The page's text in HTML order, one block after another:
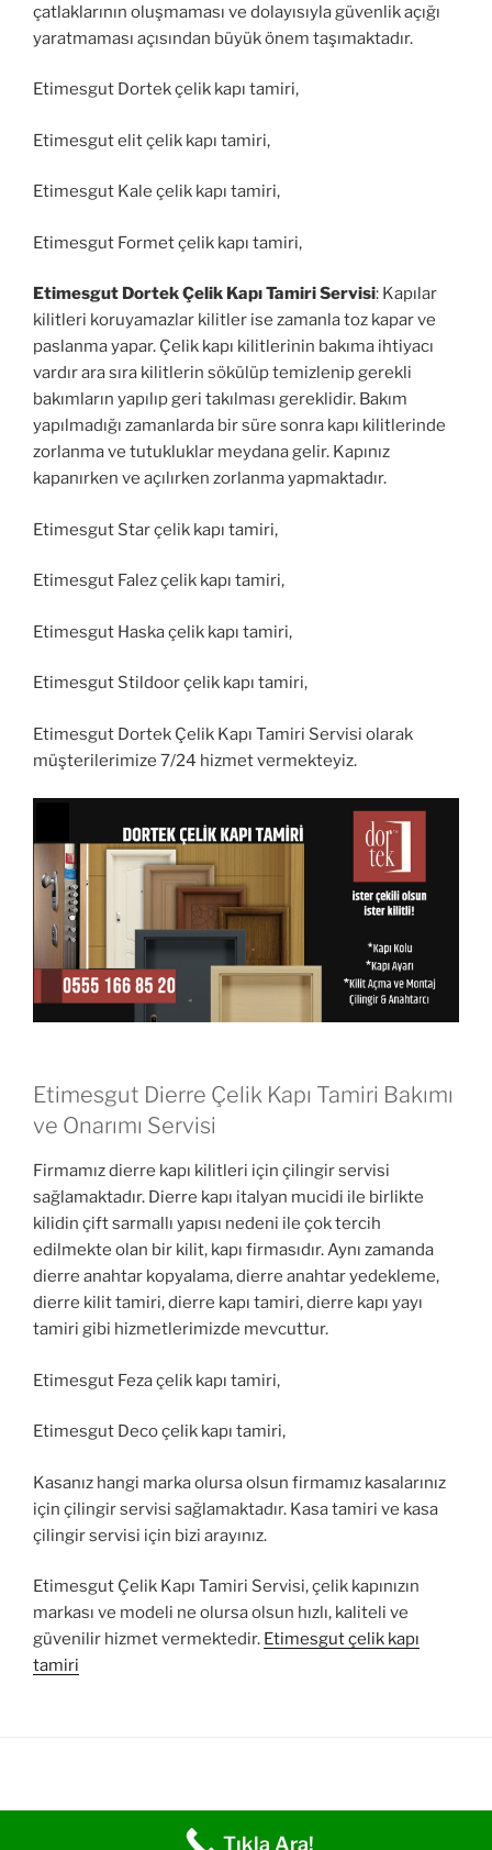
çatlaklarının oluşmaması ve dolayısıyla güvenlik açığı
yaratmaması açısından büyük önem taşımaktadır.
Etimesgut Dortek çelik kapı tamiri,
Etimesgut elit çelik kapı tamiri,
Etimesgut Kale çelik kapı tamiri,
Etimesgut Formet çelik kapı tamiri,
Etimesgut Dortek Çelik Kapı Tamiri Servisi: Kapılar
kilitleri koruyamazlar kilitler ise zamanla toz kapar ve
paslanma yapar. Çelik kapı kilitlerinin bakıma ihtiyacı
vardır ara sıra kilitlerin sökülüp temizlenip gerekli
bakımların yapılıp geri takılması gereklidir. Bakım
yapılmadığı zamanlarda bir süre sonra kapı kilitlerinde
zorlanma ve tutukluklar meydana gelir. Kapınız
kapanırken ve açılırken zorlanma yapmaktadır.
Etimesgut Star çelik kapı tamiri,
Etimesgut Falez çelik kapı tamiri,
Etimesgut Haska çelik kapı tamiri,
Etimesgut Stildoor çelik kapı tamiri,
Etimesgut Dortek Çelik Kapı Tamiri Servisi olarak
müşterilerimize 7/24 hizmet vermekteyiz.
Etimesgut Dierre Çelik Kapı Tamiri Bakımı
ve Onarımı Servisi
Firmamız dierre kapı kilitleri için çilingir servisi
sağlamaktadır. Dierre kapı italyan mucidi ile birlikte
kilidin çift sarmallı yapısı nedeni ile çok tercih
edilmekte olan bir kilit, kapı firmasıdır. Aynı zamanda
dierre anahtar kopyalama, dierre anahtar yedekleme,
dierre kilit tamiri, dierre kapı tamiri, dierre kapı yayı
tamiri gibi hizmetlerimizde mevcuttur.
Etimesgut Feza çelik kapı tamiri,
Etimesgut Deco çelik kapı tamiri,
Kasanız hangi marka olursa olsun firmamız kasalarınız
için çilingir servisi sağlamaktadır. Kasa tamiri ve kasa
çilingir servisi için bizi arayınız.
Etimesgut Çelik Kapı Tamiri Servisi, çelik kapınızın
markası ve modeli ne olursa olsun hızlı, kaliteli ve
güvenilir hizmet vermektedir. Etimesgut çelik kapı
tamiri
Tıkla Ara!